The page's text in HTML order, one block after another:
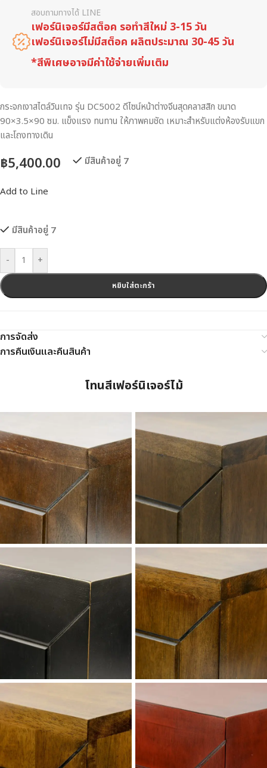
สอบถามทางได้ LINE
เฟอร์นิเจอร์มีสต็อค รอทำสีใหม่ 3-15 วัน
เฟอร์นิเจอร์ไม่มีสต็อค ผลิตประมาณ 30-45 วัน
*สีพิเศษอาจมีค่าใช้จ่ายเพิ่มเติม
กระจกเงาสไตล์วินเทจ รุ่น DC5002 ดีไซน์หน้าต่างจีนสุดคลาสสิก ขนาด
90×3.5×90 ซม. แข็งแรง ทนทาน ให้ภาพคมชัด เหมาะสำหรับแต่งห้องรับแขก
และโถงทางเดิน
฿5,400.00 มีสินค้าอยู่ 7
Add to Line
มีสินค้าอยู่ 7
- +
หยิบใส่ตะกร้า
การจัดส่ง
การคืนเงินและคืนสินค้า
โทนสีเฟอร์นิเจอร์ไม้